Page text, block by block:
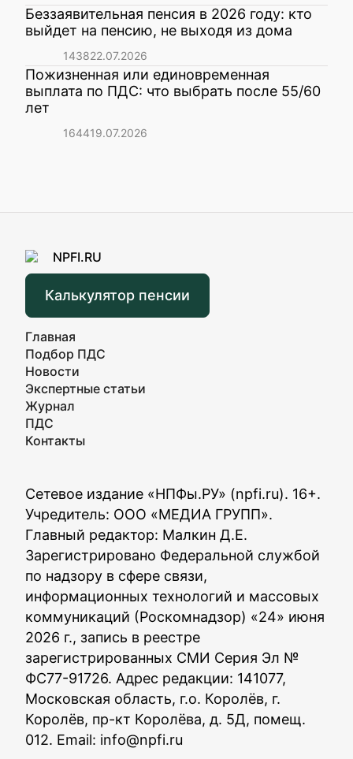
Беззаявительная пенсия в 2026 году: кто
выйдет на пенсию, не выходя из дома
143822.07.2026
Пожизненная или единовременная
выплата по ПДС: что выбрать после 55/60
лет
164419.07.2026
Калькулятор пенсии
Главная
Подбор ПДС
Новости
Экспертные статьи
Журнал
ПДС
Контакты
Сетевое издание «НПФы.РУ» (npfi.ru). 16+.
Учредитель: ООО «МЕДИА ГРУПП».
Главный редактор: Малкин Д.Е.
Зарегистрировано Федеральной службой
по надзору в сфере связи,
информационных технологий и массовых
коммуникаций (Роскомнадзор) «24» июня
2026 г., запись в реестре
зарегистрированных СМИ Серия Эл №
ФС77-91726. Адрес редакции: 141077,
Московская область, г.о. Королёв, г.
Королёв, пр-кт Королёва, д. 5Д, помещ.
012. Email: info@npfi.ru